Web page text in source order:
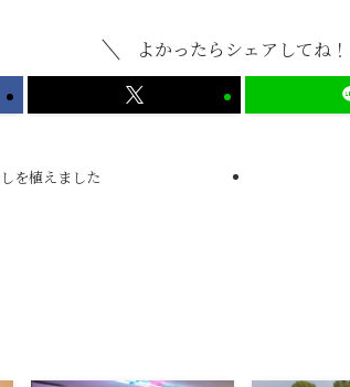
よかったらシェアしてね！
を植えました